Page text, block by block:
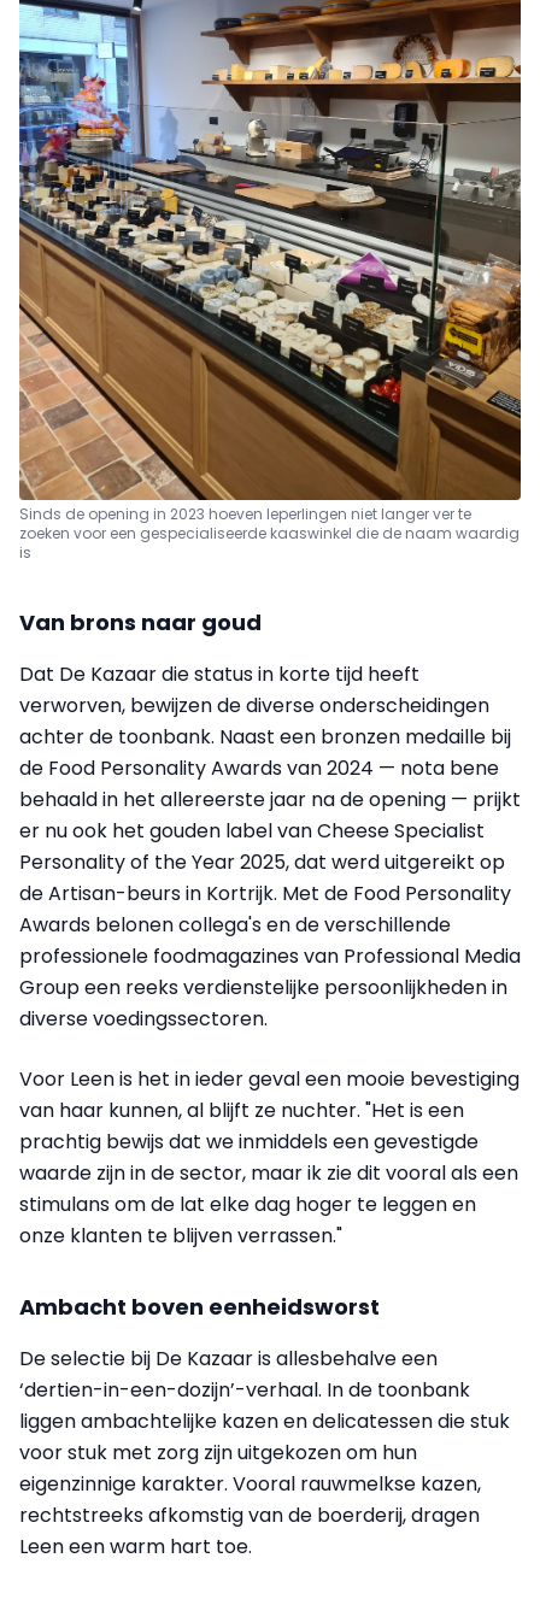
Sinds de opening in 2023 hoeven Ieperlingen niet langer ver te
zoeken voor een gespecialiseerde kaaswinkel die de naam waardig
is
Van brons naar goud
Dat De Kazaar die status in korte tijd heeft
verworven, bewijzen de diverse onderscheidingen
achter de toonbank. Naast een bronzen medaille bij
de Food Personality Awards van 2024 — nota bene
behaald in het allereerste jaar na de opening — prijkt
er nu ook het gouden label van Cheese Specialist
Personality of the Year 2025, dat werd uitgereikt op
de Artisan-beurs in Kortrijk. Met de Food Personality
Awards belonen collega's en de verschillende
professionele foodmagazines van Professional Media
Group een reeks verdienstelijke persoonlijkheden in
diverse voedingssectoren.
Voor Leen is het in ieder geval een mooie bevestiging
van haar kunnen, al blijft ze nuchter. "Het is een
prachtig bewijs dat we inmiddels een gevestigde
waarde zijn in de sector, maar ik zie dit vooral als een
stimulans om de lat elke dag hoger te leggen en
onze klanten te blijven verrassen."
Ambacht boven eenheidsworst
De selectie bij De Kazaar is allesbehalve een
‘dertien-in-een-dozijn’-verhaal. In de toonbank
liggen ambachtelijke kazen en delicatessen die stuk
voor stuk met zorg zijn uitgekozen om hun
eigenzinnige karakter. Vooral rauwmelkse kazen,
rechtstreeks afkomstig van de boerderij, dragen
Leen een warm hart toe.